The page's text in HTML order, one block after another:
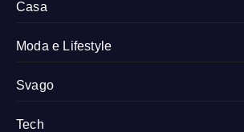
Casa
Moda e Lifestyle
Svago
Tech